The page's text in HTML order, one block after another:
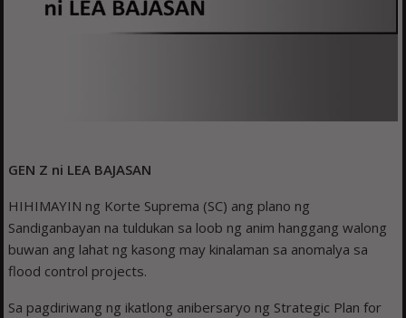
GEN Z ni LEA BAJASAN
HIHIMAYIN ng Korte Suprema (SC) ang plano ng
Sandiganbayan na tuldukan sa loob ng anim hanggang walong
buwan ang lahat ng kasong may kinalaman sa anomalya sa
flood control projects.
Sa pagdiriwang ng ikatlong anibersaryo ng Strategic Plan for